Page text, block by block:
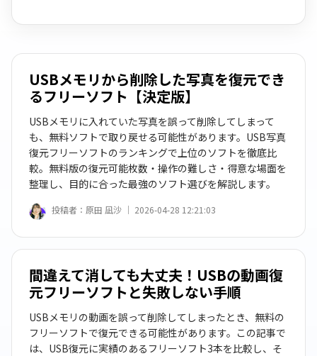
USBメモリから削除した写真を復元でき
るフリーソフト【決定版】
USBメモリに入れていた写真を誤って削除してしまって
も、無料ソフトで取り戻せる可能性があります。USB写真
復元フリーソフトのランキングで上位のソフトを徹底比
較。無料版の復元可能枚数・操作の難しさ・得意な場面を
整理し、目的に合った最強のソフト選びを解説します。
投稿者： 原田 凪沙 ｜ 2026-04-28 12:21:03
間違えて消しても大丈夫！USBの動画復
元フリーソフトと失敗しない手順
USBメモリの動画を誤って削除してしまったとき、無料の
フリーソフトで復元できる可能性があります。この記事で
は、USB復元に実績のあるフリーソフト3本を比較し、そ